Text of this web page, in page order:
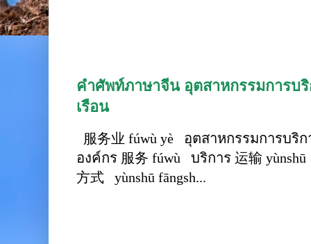
คำศัพท์ภาษาจีน อุตสาหกรรมการบ
เรือน
服务业 fúwù yè อุตสาหกรรมการบริ
องค์กร 服务 fúwù บริการ 运输
方式 yùnshū fāngsh...